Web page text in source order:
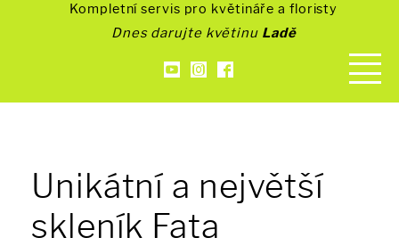
Kompletní servis pro květináře a floristy
Dnes darujte květinu Ladě
Unikátní a největší
skleník Fata